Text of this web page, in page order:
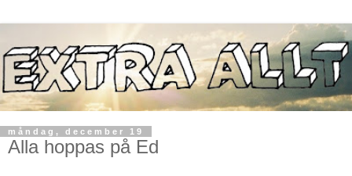
måndag, december 19
Alla hoppas på Ed